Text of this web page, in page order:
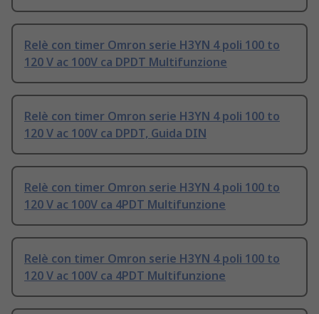
Relè con timer Omron serie H3YN 4 poli 100 to
120 V ac 100V ca DPDT Multifunzione
Relè con timer Omron serie H3YN 4 poli 100 to
120 V ac 100V ca DPDT, Guida DIN
Relè con timer Omron serie H3YN 4 poli 100 to
120 V ac 100V ca 4PDT Multifunzione
Relè con timer Omron serie H3YN 4 poli 100 to
120 V ac 100V ca 4PDT Multifunzione